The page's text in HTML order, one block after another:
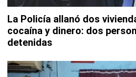
La Policía allanó dos
cocaína y dinero: dos
detenidas